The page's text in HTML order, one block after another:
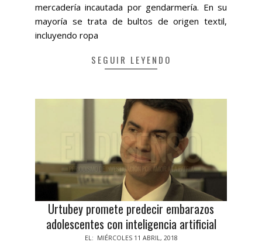
mercadería incautada por gendarmería. En su
mayoría se trata de bultos de origen textil,
incluyendo ropa
SEGUIR LEYENDO
Urtubey promete predecir embarazos
adolescentes con inteligencia artificial
EL: MIÉRCOLES 11 ABRIL, 2018